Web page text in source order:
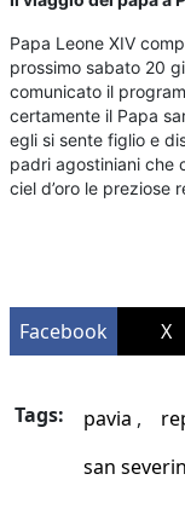
Papa Leone XIV
prossimo sabato 20
comunicato il
certamente il Papa
egli si sente figlio e
padri agostiniani che
ciel d’oro le preziose
Facebook X
Tags: pavia
san